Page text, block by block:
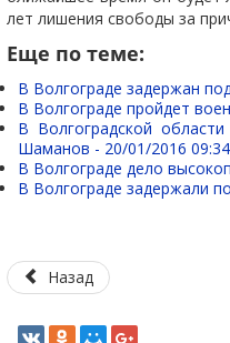
лет лишения свободы за
Еще по теме:
В Волгограде задержан
В Волгограде пройдет
В Волгоградской
Шаманов - 20/01/2016 09:34
В Волгограде дело
В Волгограде задержали
Назад